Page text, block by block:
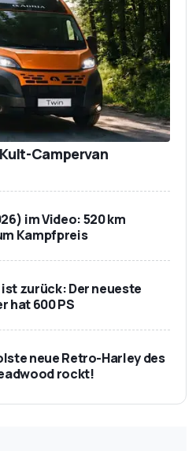
1.340 kg
556 kg
750 kg (gebremst
bei 12% Steigung)
5
Turbo-Benziner, 67
kW, Basis)
30.990 Euro (1.6L
Hybrid, 105 kW, Plus)
37.490 Euro (1.6L
Hybrid, 105 kW, Top)
Campervan
im Video: 520 km
Kampfpreis
ist zurück: Der neueste
hat 600 PS
neue Retro-Harley des
rockt!